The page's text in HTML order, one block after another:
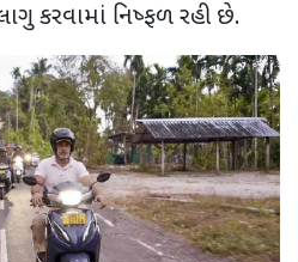
કરવામાં નિષ્ફળ રહી છે.